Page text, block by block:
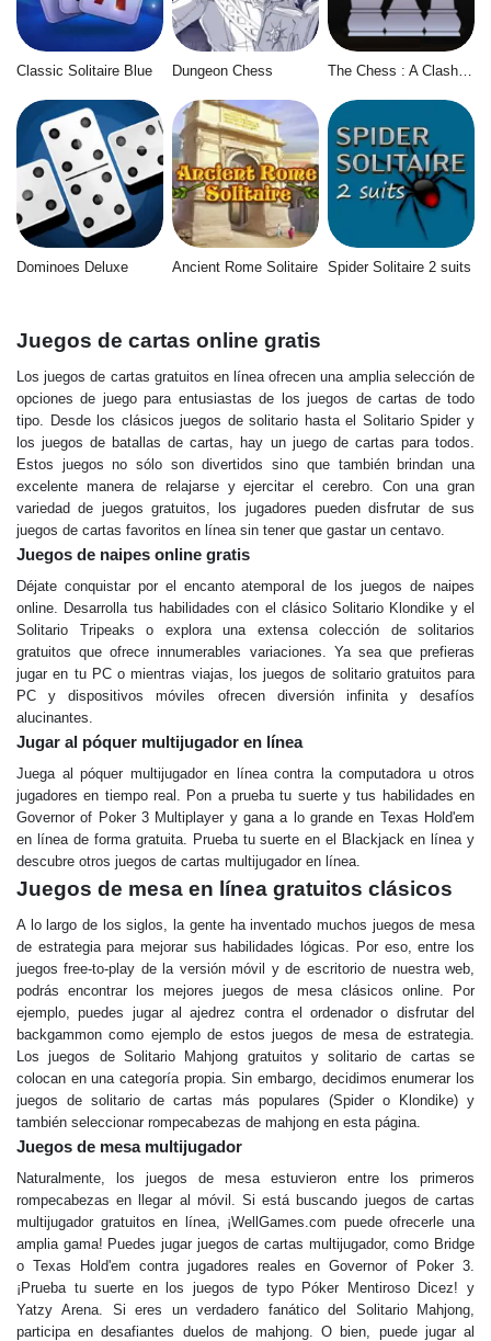
Classic Solitaire Blue Dungeon Chess The Chess : A Clash of Kings
Dominoes Deluxe Ancient Rome Solitaire Spider Solitaire 2 suits
Juegos de cartas online gratis
Los juegos de cartas gratuitos en línea ofrecen una amplia selección de
opciones de juego para entusiastas de los juegos de cartas de todo
tipo. Desde los clásicos juegos de solitario hasta el Solitario Spider y
los juegos de batallas de cartas, hay un juego de cartas para todos.
Estos juegos no sólo son divertidos sino que también brindan una
excelente manera de relajarse y ejercitar el cerebro. Con una gran
variedad de juegos gratuitos, los jugadores pueden disfrutar de sus
juegos de cartas favoritos en línea sin tener que gastar un centavo.
Juegos de naipes online gratis
Déjate conquistar por el encanto atemporal de los juegos de naipes
online. Desarrolla tus habilidades con el clásico Solitario Klondike y el
Solitario Tripeaks o explora una extensa colección de solitarios
gratuitos que ofrece innumerables variaciones. Ya sea que prefieras
jugar en tu PC o mientras viajas, los juegos de solitario gratuitos para
PC y dispositivos móviles ofrecen diversión infinita y desafíos
alucinantes.
Jugar al póquer multijugador en línea
Juega al póquer multijugador en línea contra la computadora u otros
jugadores en tiempo real. Pon a prueba tu suerte y tus habilidades en
Governor of Poker 3 Multiplayer y gana a lo grande en Texas Hold'em
en línea de forma gratuita. Prueba tu suerte en el Blackjack en línea y
descubre otros juegos de cartas multijugador en línea.
Juegos de mesa en línea gratuitos clásicos
A lo largo de los siglos, la gente ha inventado muchos juegos de mesa
de estrategia para mejorar sus habilidades lógicas. Por eso, entre los
juegos free-to-play de la versión móvil y de escritorio de nuestra web,
podrás encontrar los mejores juegos de mesa clásicos online. Por
ejemplo, puedes jugar al ajedrez contra el ordenador o disfrutar del
backgammon como ejemplo de estos juegos de mesa de estrategia.
Los juegos de Solitario Mahjong gratuitos y solitario de cartas se
colocan en una categoría propia. Sin embargo, decidimos enumerar los
juegos de solitario de cartas más populares (Spider o Klondike) y
también seleccionar rompecabezas de mahjong en esta página.
Juegos de mesa multijugador
Naturalmente, los juegos de mesa estuvieron entre los primeros
rompecabezas en llegar al móvil. Si está buscando juegos de cartas
multijugador gratuitos en línea, ¡WellGames.com puede ofrecerle una
amplia gama! Puedes jugar juegos de cartas multijugador, como Bridge
o Texas Hold'em contra jugadores reales en Governor of Poker 3.
¡Prueba tu suerte en los juegos de typo Póker Mentiroso Dicez! y
Yatzy Arena. Si eres un verdadero fanático del Solitario Mahjong,
participa en desafiantes duelos de mahjong. O bien, puede jugar al